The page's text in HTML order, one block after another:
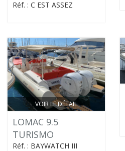
Réf. : C EST ASSEZ
VOIR LE DÉTAIL
LOMAC 9.5
TURISMO
Réf. : BAYWATCH III